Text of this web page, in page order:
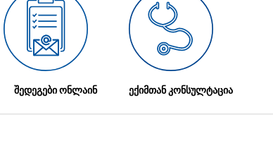
შედეგები ონლაინ ექიმთან კონსულტაცია